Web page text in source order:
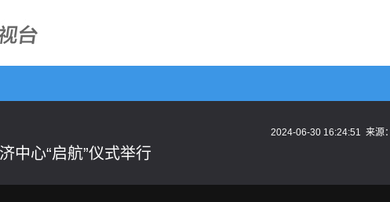
2024-06-30 16:24:51 来源：
中心“启航”仪式举行